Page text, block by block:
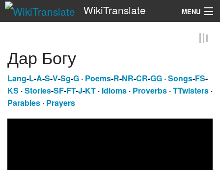
WikiTranslate MENU
Дар Богу
Lang-L-A-S-V-Sg-G · Poems-R-NR-CR-GG ·Songs-FS-
KS ·Stories-SF-FT-J-KT · Idioms · Proverbs ·TTwisters ·
Parables · Prayers